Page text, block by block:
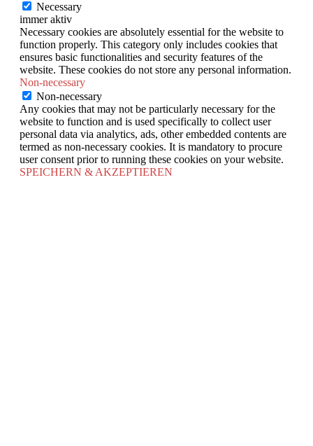
Necessary
immer aktiv
Necessary cookies are absolutely essential for the website to
function properly. This category only includes cookies that
ensures basic functionalities and security features of the
website. These cookies do not store any personal information.
Non-necessary
Non-necessary
Any cookies that may not be particularly necessary for the
website to function and is used specifically to collect user
personal data via analytics, ads, other embedded contents are
termed as non-necessary cookies. It is mandatory to procure
user consent prior to running these cookies on your website.
SPEICHERN & AKZEPTIEREN